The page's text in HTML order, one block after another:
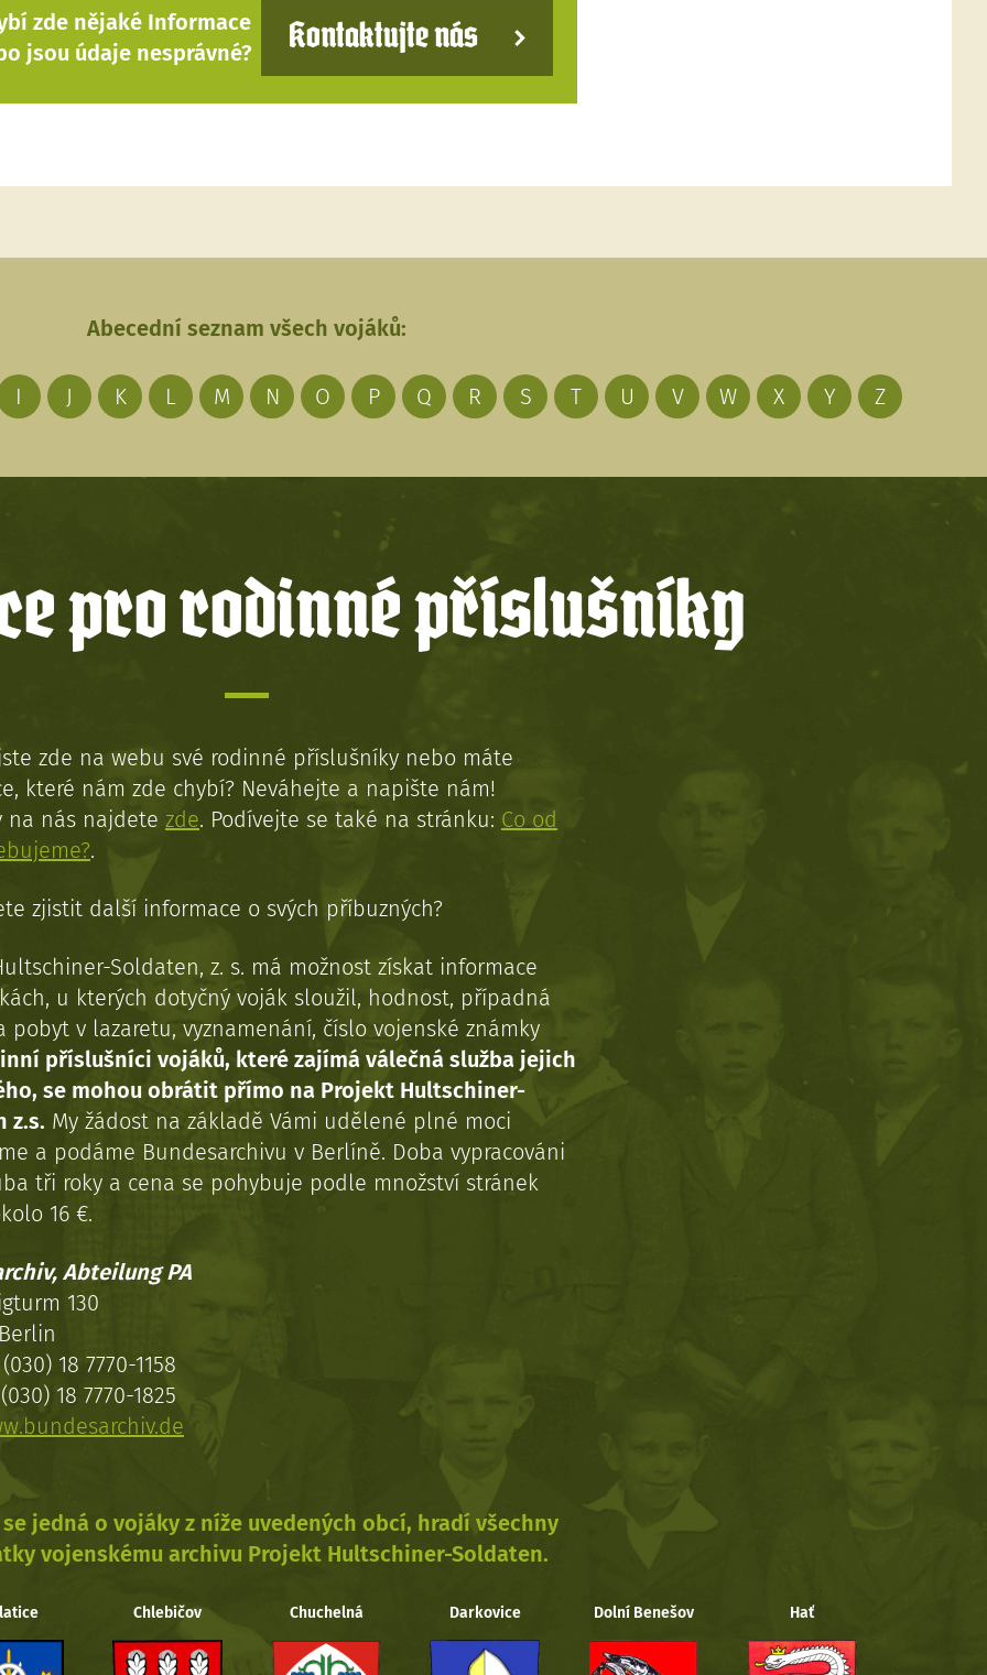
zde nějaké Informace
jsou údaje nesprávné?
Kontaktujte nás
Abecední seznam všech vojáků:
I J K L M N O P Q R S T U V W X Y Z
pro rodinné příslušníky
zde na webu své rodinné příslušníky nebo máte
které nám zde chybí? Neváhejte a napište nám!
na nás najdete zde. Podívejte se také na stránku: Co od
.
zjistit další informace o svých příbuzných?
Soldaten, z. s. má možnost získat informace
u kterých dotyčný voják sloužil, hodnost, případná
pobyt v lazaretu, vyznamenání, číslo vojenské známky
příslušníci vojáků, které zajímá válečná služba jejich
se mohou obrátit přímo na Projekt Hultschiner-
z.s. My žádost na základě Vámi udělené plné moci
a podáme Bundesarchivu v Berlíně. Doba vypracováni
tři roky a cena se pohybuje podle množství stránek
16 €.
Abteilung PA
130
18 7770-1158
18 7770-1825
se jedná o vojáky z níže uvedených obcí, hradí všechny
vojenskému archivu Projekt Hultschiner-Soldaten.
Chlebičov Chuchelná Darkovice Dolní Benešov Hať